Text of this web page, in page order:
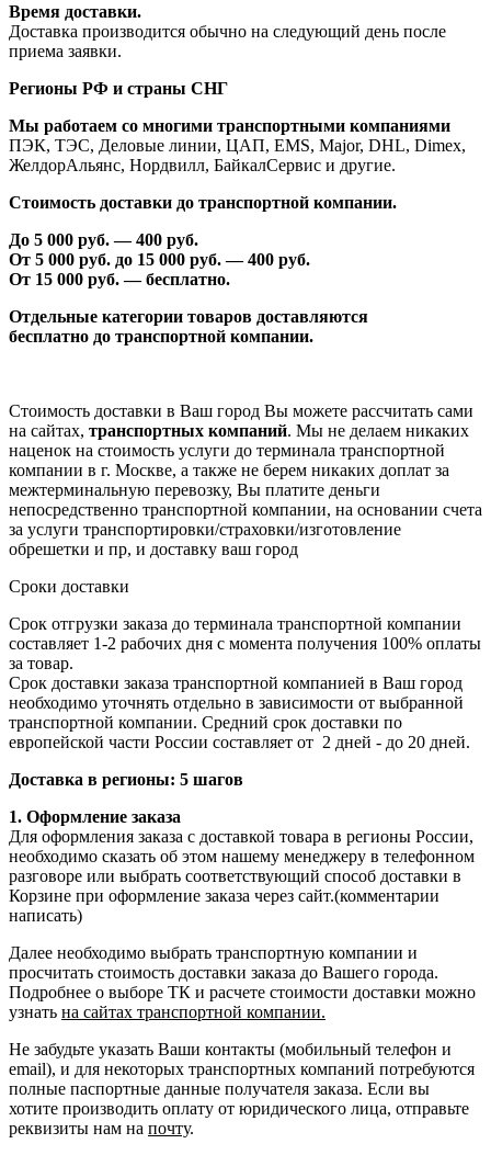
Время доставки.
Доставка производится обычно на следующий день после
приема заявки.
Регионы РФ и страны СНГ
Мы работаем со многими транспортными компаниями
ПЭК, ТЭС, Деловые линии, ЦАП, EMS, Major, DHL, Dimex,
ЖелдорАльянс, Нордвилл, БайкалСервис и другие.
Стоимость доставки до транспортной компании.
До 5 000 руб. —400 руб.
От 5 000 руб. до 15 000 руб. —400 руб.
От 15 000 руб. — бесплатно.
Отдельные категории товаров доставляются
бесплатно до транспортной компании.
Стоимость доставки в Ваш город Вы можете рассчитать сами
на сайтах, транспортных компаний. Мы не делаем никаких
наценок на стоимость услуги до терминала транспортной
компании в г. Москве, а также не берем никаких доплат за
межтерминальную перевозку, Вы платите деньги
непосредственно транспортной компании, на основании счета
за услуги транспортировки/страховки/изготовление
обрешетки и пр, и доставку ваш город
Сроки доставки
Срок отгрузки заказа до терминала транспортной компании
составляет 1-2 рабочих дня с момента получения 100% оплаты
за товар.
Срок доставки заказа транспортной компанией в Ваш город
необходимо уточнять отдельно в зависимости от выбранной
транспортной компании. Средний срок доставки по
европейской части России составляет от 2 дней - до 20 дней.
Доставка в регионы: 5 шагов
1. Оформление заказа
Для оформления заказа с доставкой товара в регионы России,
необходимо сказать об этом нашему менеджеру в телефонном
разговоре или выбрать соответствующий способ доставки в
Корзине при оформление заказа через сайт.(комментарии
написать)
Далее необходимо выбрать транспортную компании и
просчитать стоимость доставки заказа до Вашего города.
Подробнее о выборе ТК и расчете стоимости доставки можно
узнать на сайтах транспортной компании.
Не забудьте указать Ваши контакты (мобильный телефон и
email), и для некоторых транспортных компаний потребуются
полные паспортные данные получателя заказа. Если вы
хотите производить оплату от юридического лица, отправьте
реквизиты нам на почту.